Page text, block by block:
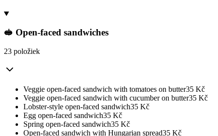
🥪 Open-faced sandwiches
23 položiek
Veggie open-faced sandwich with tomatoes on butter35 Kč
Veggie open-faced sandwich with cucumber on butter35 Kč
Lobster-style open-faced sandwich35 Kč
Egg open-faced sandwich35 Kč
Spring open-faced sandwich35 Kč
Open-faced sandwich with Hungarian spread35 Kč